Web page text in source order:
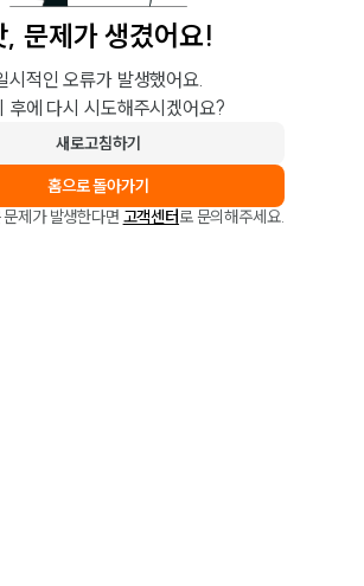
, 문제가 생겼어요!
시적인 오류가 발생했어요.
후에 다시 시도해주시겠어요?
새로고침하기
홈으로 돌아가기
제가 발생한다면 고객센터로 문의해주세요.